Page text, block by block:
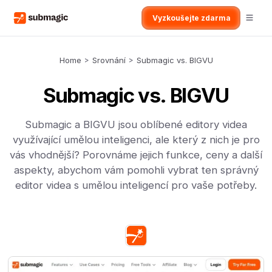
Vyzkoušejte zdarma
Home > Srovnání > Submagic vs. BIGVU
Submagic vs. BIGVU
Submagic a BIGVU jsou oblíbené editory videa
využívající umělou inteligenci, ale který z nich je pro
vás vhodnější? Porovnáme jejich funkce, ceny a další
aspekty, abychom vám pomohli vybrat ten správný
editor videa s umělou inteligencí pro vaše potřeby.